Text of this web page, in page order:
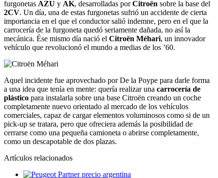
furgonetas AZU y AK, desarrolladas porCitroën sobre la base del
2CV. Un día, una de estas furgonetas sufrió un accidente de cierta
importancia en el que el conductor salió indemne, pero en el que la
carrocería de la furgoneta quedó seriamente dañada, no así la
mecánica. Ése mismo día nació el Citroën Méhari, un innovador
vehículo que revolucionó el mundo a medias de los ’60.
Aquel incidente fue aprovechado por De la Poype para darle forma
a una idea que tenía en mente: quería realizar una carrocería de
plástico para instalarla sobre una base Citroën creando un coche
completamente nuevo orientado al mercado de los vehículos
comerciales, capaz de cargar elementos voluminosos como si de un
pick-up se tratara, pero que ofreciera además la posibilidad de
cerrarse como una pequeña camioneta o abrirse completamente,
como un descapotable de dos plazas.
Artículos relacionados